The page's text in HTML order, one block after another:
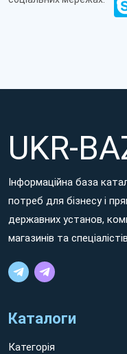
UKR-
Інформаційна база
потреб для бізнесу і
державних установ,
магазинів та
Каталоги
Категорія